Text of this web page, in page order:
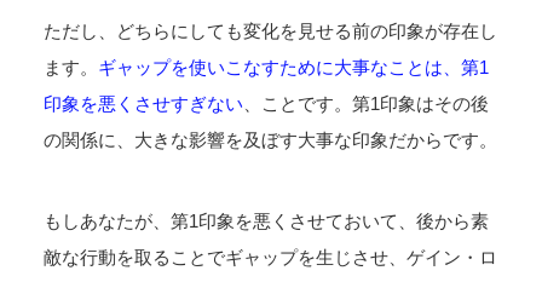
ただし、どちらにしても変化を見せる前の印象が存在し
ます。 ギャップを使いこなすために大事なことは、第1
印象を悪くさせすぎない 、ことです。第1印象はその後
の関係に、大きな影響を及ぼす大事な印象だからです。
もしあなたが、第1印象を悪くさせておいて、後から素
敵な行動を取ることでギャップを生じさせ、ゲイン・ロ